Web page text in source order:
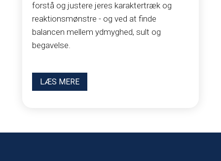
forstå og justere jeres karaktertræk og
reaktionsmønstre - og ved at finde
balancen mellem ydmyghed, sult og
begavelse.
LÆS MERE